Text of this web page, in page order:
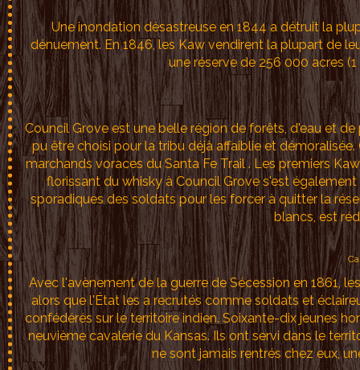
Une inondation désastreuse en 1844 a détruit la
dénuement. En 1846, les Kaw vendirent la plupart de
une réserve de 256 000 acres
Council Grove est une belle région de forêts, d'eau et
pu être choisi pour la tribu déjà affaiblie et
marchands voraces du Santa Fe Trail . Les premiers
florissant du whisky à Council Grove s'est
sporadiques des soldats pour les forcer à quitter la
blancs, est
Avec l'avènement de la guerre de Sécession en 1861,
alors que l'État les a recrutés comme soldats et
confédérés sur le territoire indien. Soixante-dix jeunes
neuvième cavalerie du Kansas. Ils ont servi dans le
ne sont jamais rentrés chez eux,